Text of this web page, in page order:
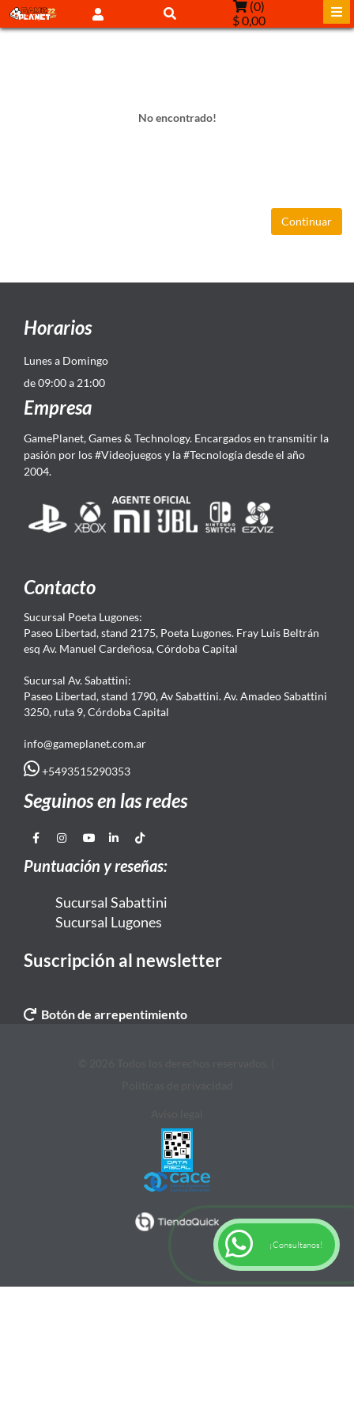
(0)
$ 0,00
No encontrado!
Continuar
Horarios
Lunes a Domingo
de 09:00 a 21:00
Empresa
GamePlanet, Games & Technology. Encargados en transmitir la
pasión por los #Videojuegos y la #Tecnología desde el año
2004.
Contacto
Sucursal Poeta Lugones:
Paseo Libertad, stand 2175, Poeta Lugones. Fray Luis Beltrán
esq Av. Manuel Cardeñosa, Córdoba Capital
Sucursal Av. Sabattini:
Paseo Libertad, stand 1790, Av Sabattini. Av. Amadeo Sabattini
3250, ruta 9, Córdoba Capital
info@gameplanet.com.ar
+5493515290353
Seguinos en las redes
Puntuación y reseñas:
Sucursal Sabattini
Sucursal Lugones
Suscripción al newsletter
Botón de arrepentimiento
¡Consultanos!